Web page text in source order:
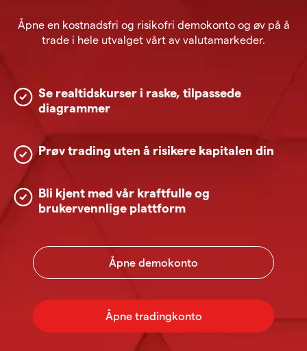
Åpne en kostnadsfri og risikofri demokonto og øv på å
trade i hele utvalget vårt av valutamarkeder.
Se realtidskurser i raske, tilpassede
diagrammer
Prøv trading uten å risikere kapitalen din
Bli kjent med vår kraftfulle og
brukervennlige plattform